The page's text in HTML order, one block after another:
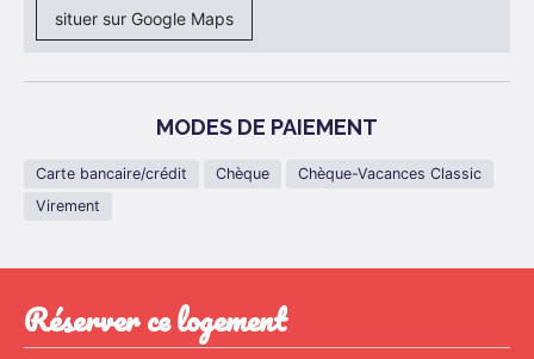
situer sur Google Maps
MODES DE PAIEMENT
Carte bancaire/crédit Chèque
Chèque-Vacances Classic
Virement
réserver ce logement